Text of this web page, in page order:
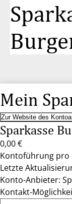
Mein
Zur Website des
Sparkasse
0,00 €
Kontoführung pro
Letzte
Konto-Anbieter:
Kontakt-